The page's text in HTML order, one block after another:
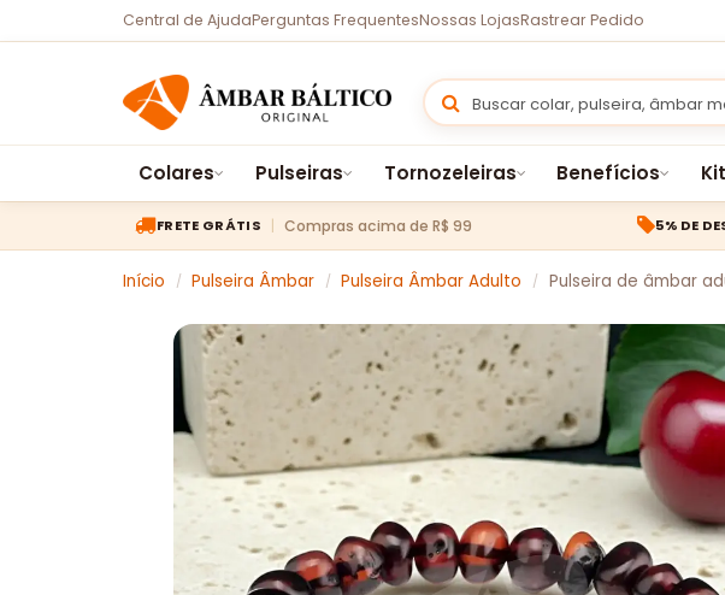
Central de AjudaPerguntas FrequentesNossas LojasRastrear Pedido
Colares Pulseiras Tornozeleiras Benefícios
FRETE GRÁTIS Compras acima de R$ 99 5% DE
Início / Pulseira Âmbar / Pulseira Âmbar Adulto / Pulseira de âmbar